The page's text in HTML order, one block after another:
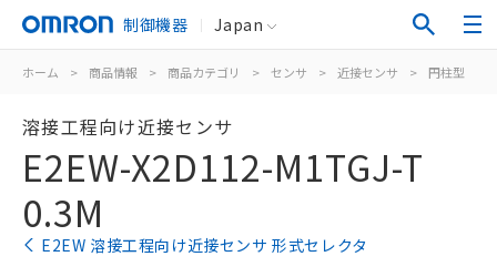
制御機器 Japan
ホーム > 商品情報 > 商品カテゴリ > センサ > 近接センサ > 円柱型
溶接工程向け近接センサ
E2EW-X2D112-M1TGJ-T
0.3M
E2EW 溶接工程向け近接センサ 形式セレクタ